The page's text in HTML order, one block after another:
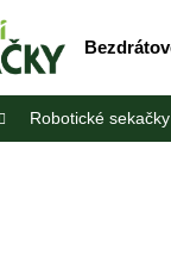
Robotické sekačky